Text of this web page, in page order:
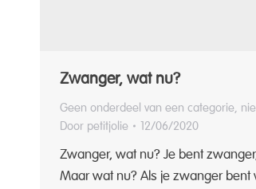
Zwanger, wat nu?
Geen onderdeel van een categorie
Door petitjolie 12/06/2020
Zwanger, wat nu? Je bent
Maar wat nu? Als je zwanger bent